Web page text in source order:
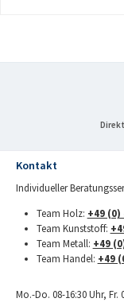
Kontakt
Individueller
Team Holz: +49 (0)
Team Kunststoff:
Team Metall: +49
Team Handel: +49
Mo.-Do. 08-16:30 Uhr, Fr.